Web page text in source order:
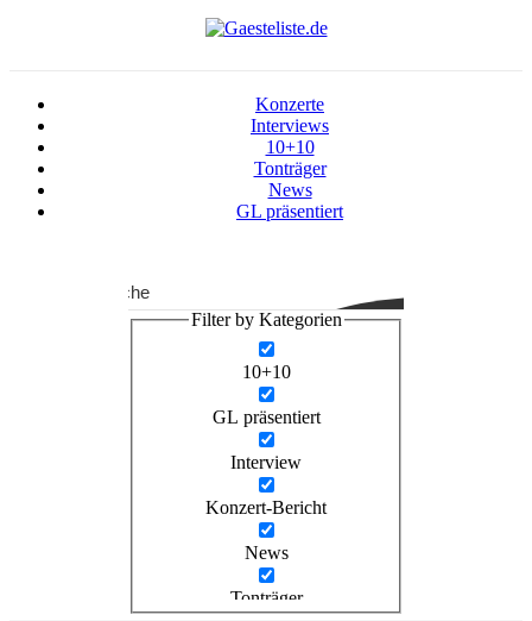
Konzerte
Interviews
10+10
Tonträger
News
GL präsentiert
Suche
Filter by Kategorien
10+10
GL präsentiert
Interview
Konzert-Bericht
News
Tonträger